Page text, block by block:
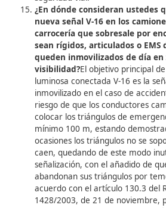
¿Qué modelos de señal
dónde puedo
Únicamente los modelos
“Marcas y modelos
el proceso de certificación
¿Cómo sabrán el resto
vehículo se encuentra en
El haz luminoso de la V-16
distancia. Si el dispositivo
emergencia a través de
movilidad o los
vehículos. Para los
tecnología avanzada, la
Paneles de Mensaje